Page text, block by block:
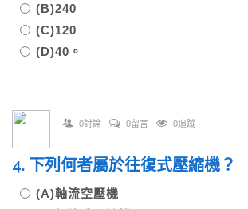
(B)240
(C)120
(D)40。
0討論 0留言 0追蹤
4. 下列何者屬於往復式壓縮機？
(A)軸流空壓機